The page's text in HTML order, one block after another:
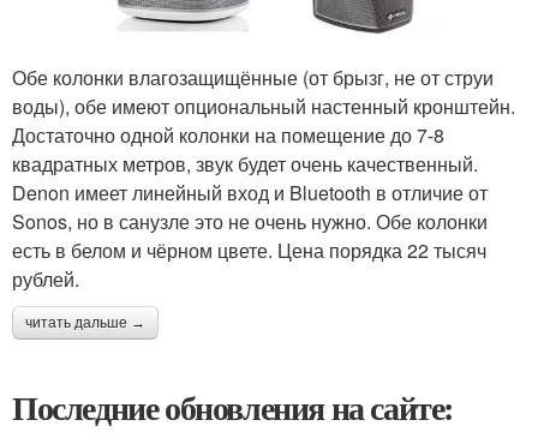
Обе колонки влагозащищённые (от брызг, не от струи
воды), обе имеют опциональный настенный кронштейн.
Достаточно одной колонки на помещение до 7-8
квадратных метров, звук будет очень качественный.
Denon имеет линейный вход и Bluetooth в отличие от
Sonos, но в санузле это не очень нужно. Обе колонки
есть в белом и чёрном цвете. Цена порядка 22 тысяч
рублей.
читать дальше →
Последние обновления на сайте: